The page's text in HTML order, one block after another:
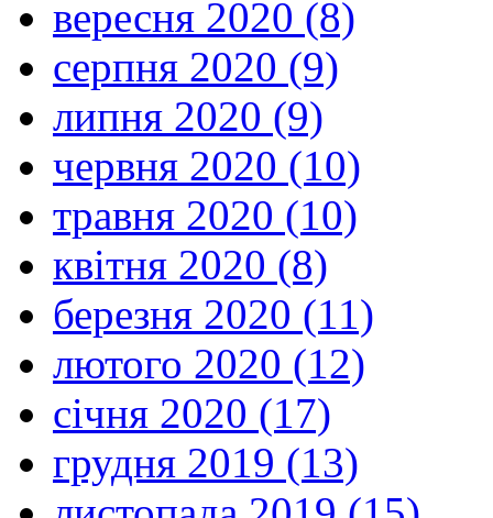
вересня 2020 (8)
серпня 2020 (9)
липня 2020 (9)
червня 2020 (10)
травня 2020 (10)
квітня 2020 (8)
березня 2020 (11)
лютого 2020 (12)
січня 2020 (17)
грудня 2019 (13)